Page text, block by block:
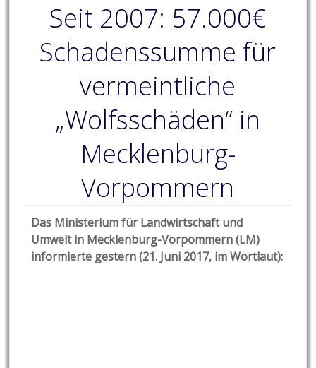
Seit 2007: 57.000€
Schadenssumme für
vermeintliche
„Wolfsschäden“ in
Mecklenburg-
Vorpommern
Das Ministerium für Landwirtschaft und
Umwelt in Mecklenburg-Vorpommern (LM)
informierte gestern (21. Juni 2017, im Wortlaut):